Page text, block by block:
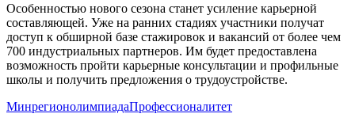
Особенностью нового сезона станет усиление карьерной
составляющей. Уже на ранних стадиях участники получат
доступ к обширной базе стажировок и вакансий от более чем
700 индустриальных партнеров. Им будет предоставлена
возможность пройти карьерные консультации и профильные
школы и получить предложения о трудоустройстве.
МинрегионолимпиадаПрофессионалитет